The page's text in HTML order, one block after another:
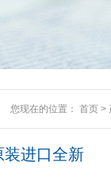
您现在的位置： 首页 >
装进口全新